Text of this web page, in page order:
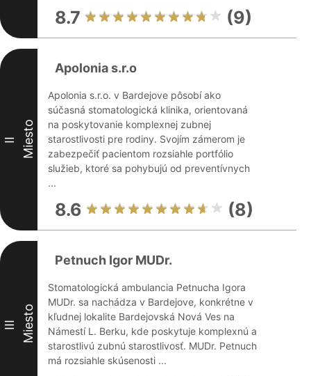
8.7 (9)
II Miesto
Apolonia s.r.o
Apolonia s.r.o. v Bardejove pôsobí ako
súčasná stomatologická klinika, orientovaná
na poskytovanie komplexnej zubnej
starostlivosti pre rodiny. Svojím zámerom je
zabezpečiť pacientom rozsiahle portfólio
služieb, ktoré sa pohybujú od preventívnych
...
8.6 (8)
III Miesto
Petnuch Igor MUDr.
Stomatologická ambulancia Petnucha Igora
MUDr. sa nachádza v Bardejove, konkrétne v
kľudnej lokalite Bardejovská Nová Ves na
Námestí L. Berku, kde poskytuje komplexnú a
starostlivú zubnú starostlivosť. MUDr. Petnuch
má rozsiahle skúsenosti ...